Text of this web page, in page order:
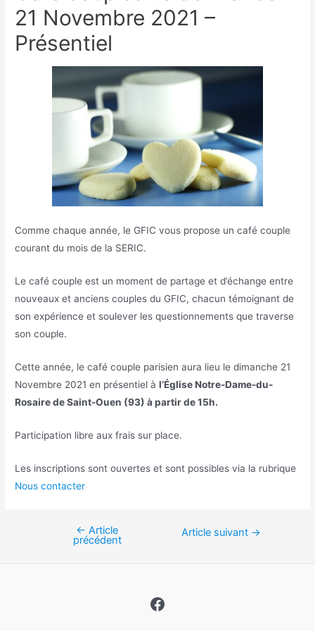
21 Novembre 2021 –
Présentiel
Comme chaque année, le GFIC vous propose un café couple
courant du mois de la SERIC.
Le café couple est un moment de partage et d’échange entre
nouveaux et anciens couples du GFIC, chacun témoignant de
son expérience et soulever les questionnements que traverse
son couple.
Cette année, le café couple parisien aura lieu le dimanche 21
Novembre 2021 en présentiel àl’Église Notre-Dame-du-
Rosaire de Saint-Ouen (93) à partir de 15h.
Participation libre aux frais sur place.
Les inscriptions sont ouvertes et sont possibles via la rubrique
Nous contacter
Navigation
← Article
précédent
Article suivant →
Facebook